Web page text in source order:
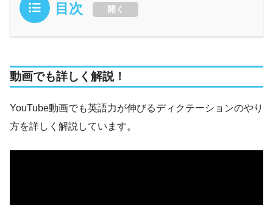
目次 開く
動画でも詳しく解説！
YouTube動画でも英語力が伸びるディクテーションのやり
方を詳しく解説しています。